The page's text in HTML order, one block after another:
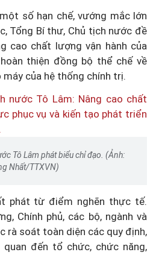
số hạn chế, vướng mắc lớn
Tổng Bí thư, Chủ tịch nước đề
cao chất lượng vận hành của
thiện đồng bộ thể chế về
của hệ thống chính trị.
Tô Lâm phát biểu chỉ đạo. (Ảnh:
Nhất/TTXVN)
phát từ điểm nghẽn thực tế.
Chính phủ, các bộ, ngành và
rà soát toàn diện các quy định,
đến tổ chức, chức năng,